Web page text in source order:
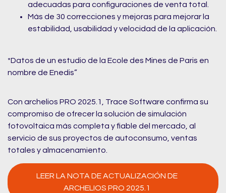
adecuadas para configuraciones de venta total.
Más de 30 correcciones y mejoras para mejorar la
estabilidad, usabilidad y velocidad de la aplicación.
*Datos de un estudio de la Ecole des Mines de Paris en
nombre de Enedis”
Con archelios PRO 2025.1, Trace Software confirma su
compromiso de ofrecer la solución de simulación
fotovoltaica más completa y fiable del mercado, al
servicio de sus proyectos de autoconsumo, ventas
totales y almacenamiento.
LEER LA NOTA DE ACTUALIZACIÓN DE
ARCHELIOS PRO 2025.1